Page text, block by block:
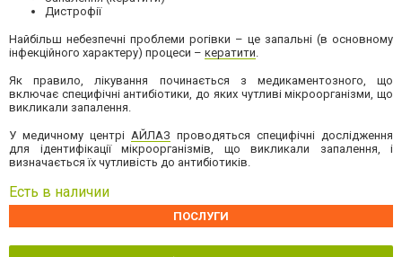
Дистрофії
Найбільш небезпечні проблеми рогівки – це запальні (в основному
інфекційного характеру) процеси – кератити.
Як правило, лікування починається з медикаментозного, що
включає специфічні антибіотики, до яких чутливі мікроорганізми, що
викликали запалення.
У медичному центрі АЙЛАЗ проводяться специфічні дослідження
для ідентифікації мікроорганізмів, що викликали запалення, і
визначається їх чутливість до антибіотиків.
Есть в наличии
ПОСЛУГИ